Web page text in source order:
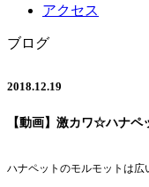
アクセス
ブログ
2018.12.19
【動画】激カワ☆ハナペ
ハナペットのモルモットは広